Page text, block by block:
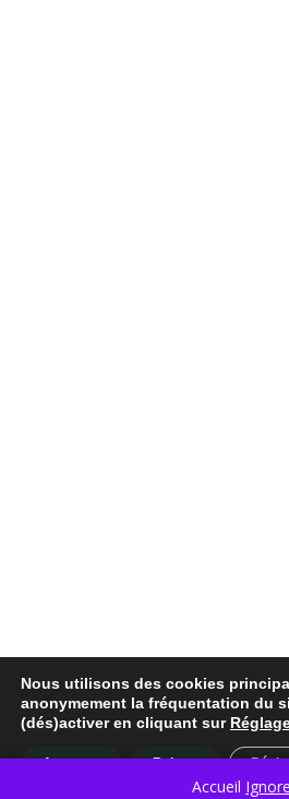
Accueil
Nous utilisons des cookies
anonymement la fréquentation du
(dés)activer en cliquant sur
Accepter Rejeter